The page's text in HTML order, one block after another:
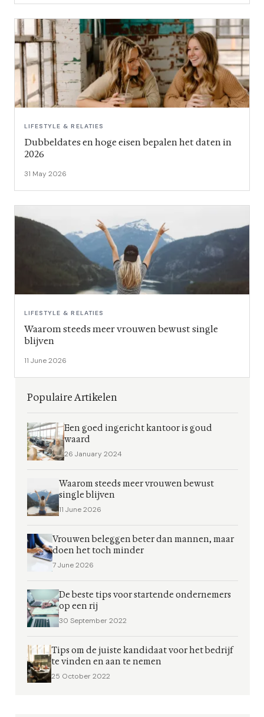
LIFESTYLE & RELATIES
Dubbeldates en hoge eisen bepalen het daten in
2026
31 May 2026
LIFESTYLE & RELATIES
Waarom steeds meer vrouwen bewust single
blijven
11 June 2026
Populaire Artikelen
Een goed ingericht kantoor is goud
waard
26 January 2024
Waarom steeds meer vrouwen bewust
single blijven
11 June 2026
Vrouwen beleggen beter dan mannen, maar
doen het toch minder
7 June 2026
De beste tips voor startende ondernemers
op een rij
30 September 2022
Tips om de juiste kandidaat voor het bedrijf
te vinden en aan te nemen
25 October 2022